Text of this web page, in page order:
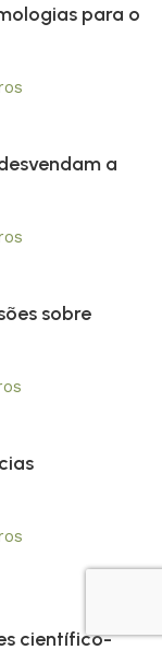
para o
a
sobre
científico-